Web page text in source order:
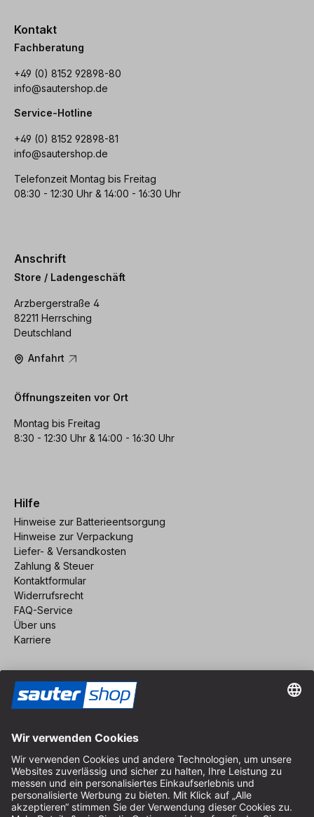
Kontakt
Fachberatung
+49 (0) 8152 92898-80
info@sautershop.de
Service-Hotline
+49 (0) 8152 92898-81
info@sautershop.de
Telefonzeit Montag bis Freitag
08:30 - 12:30 Uhr & 14:00 - 16:30 Uhr
Anschrift
Store / Ladengeschäft
Arzbergerstraße 4
82211 Herrsching
Deutschland
Anfahrt
Öffnungszeiten vor Ort
Montag bis Freitag
8:30 - 12:30 Uhr & 14:00 - 16:30 Uhr
Hilfe
Hinweise zur Batterieentsorgung
Hinweise zur Verpackung
Liefer- & Versandkosten
Zahlung & Steuer
Kontaktformular
Widerrufsrecht
FAQ-Service
Über uns
Karriere
Impressum
AGB
Datenschutz